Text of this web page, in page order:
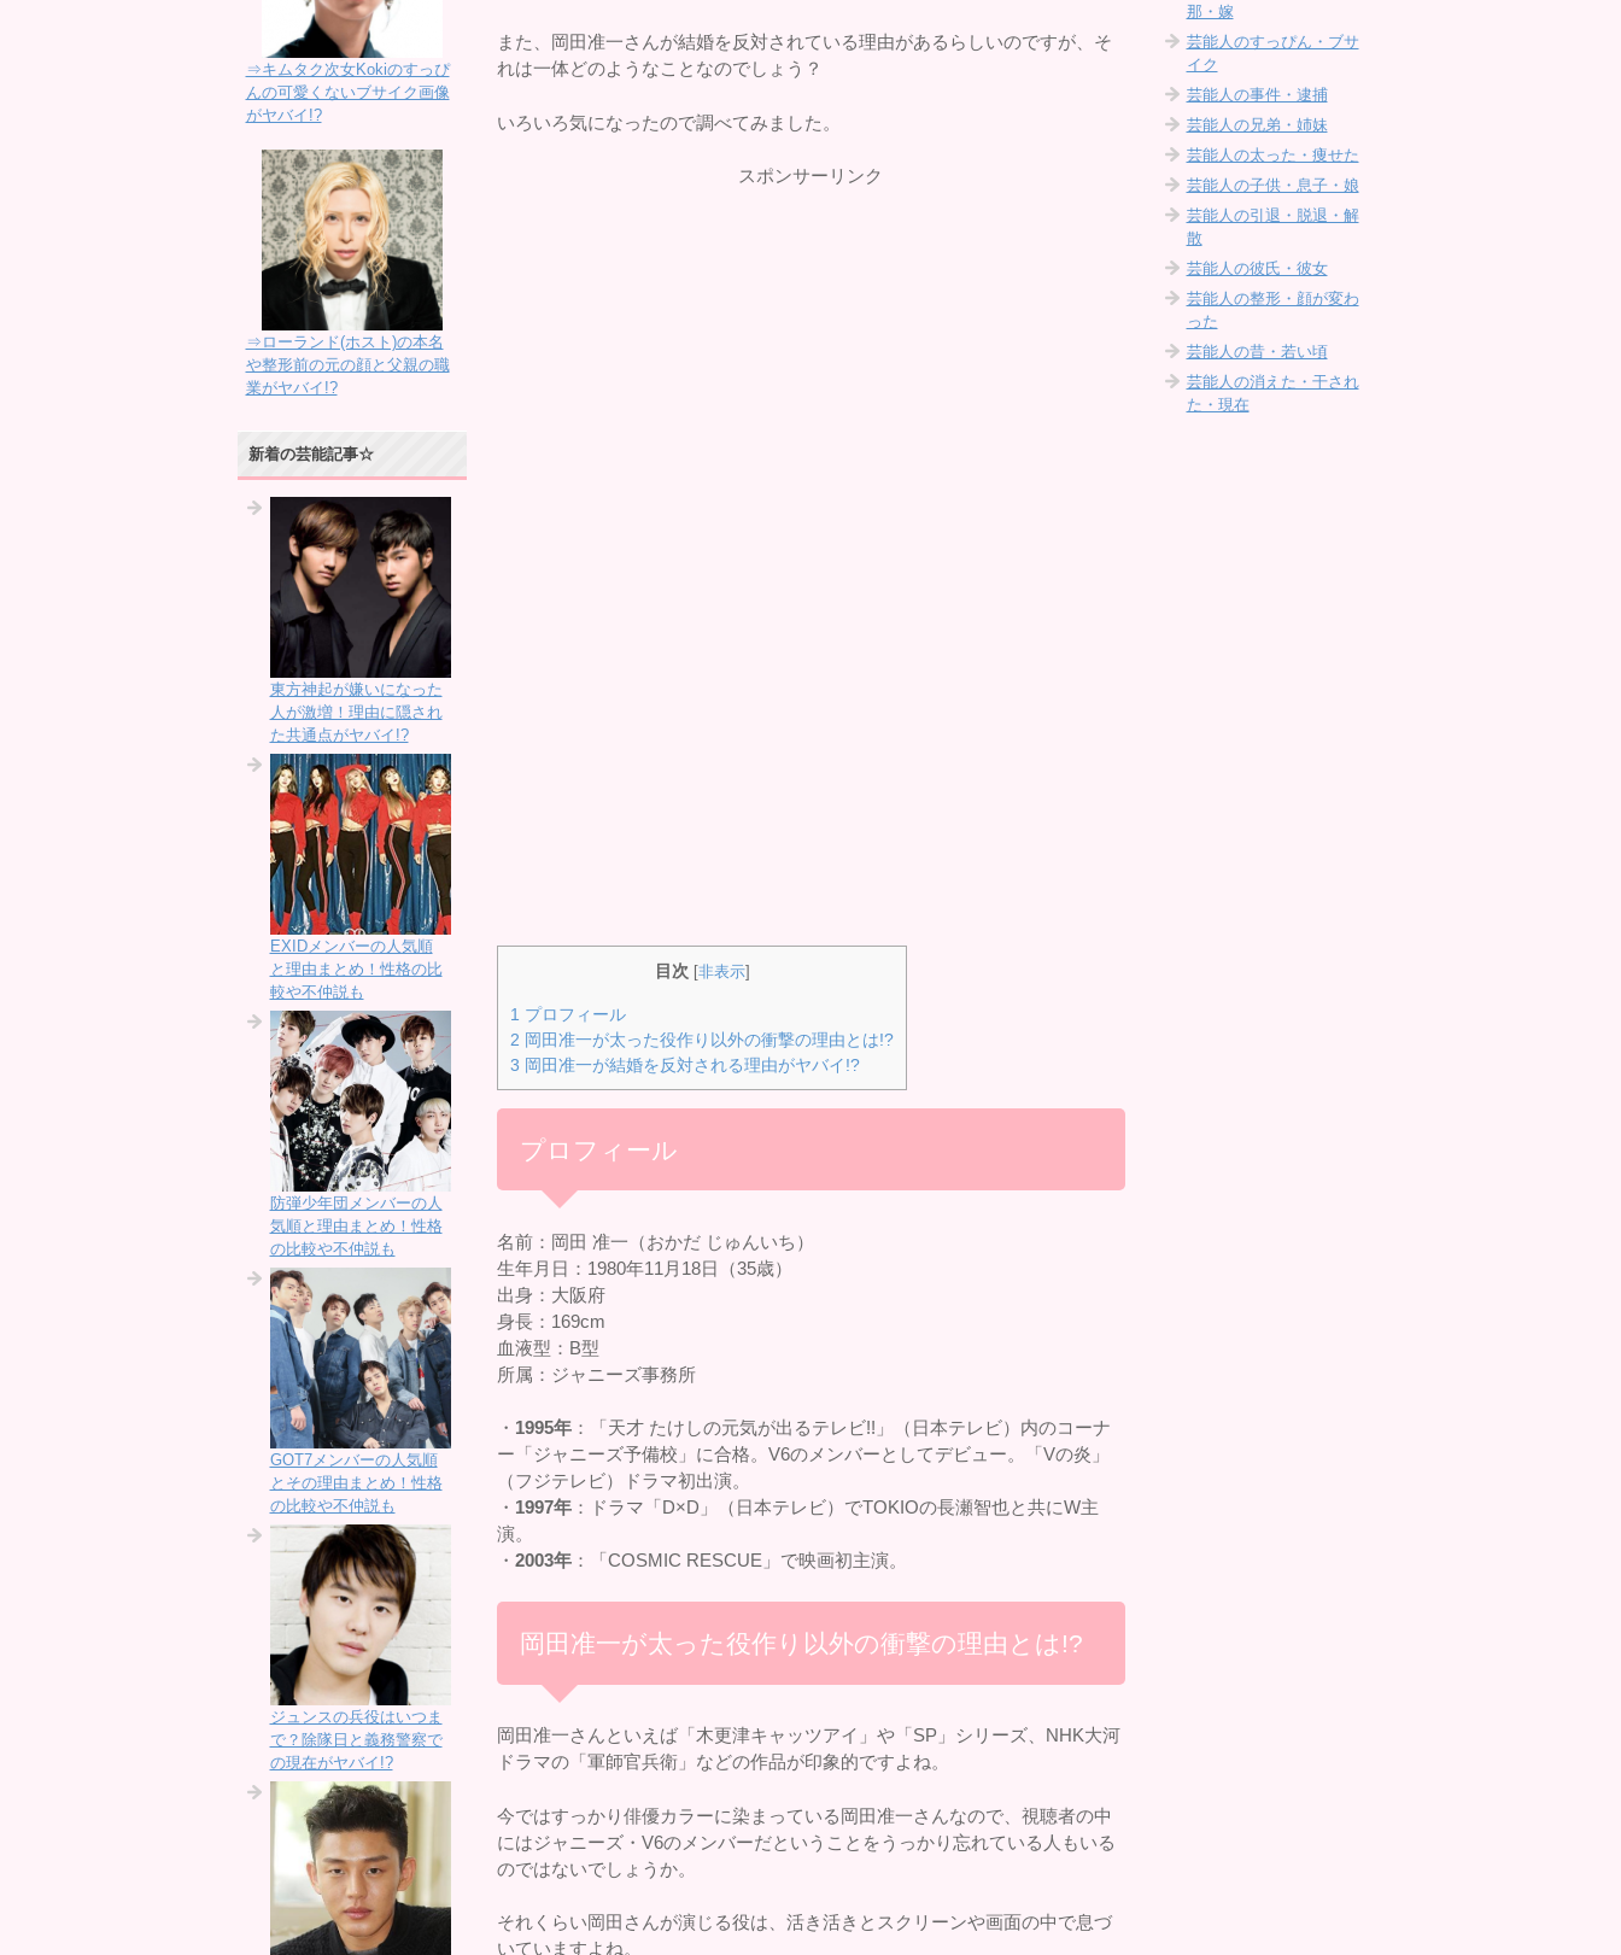
また、岡田准一さんが結婚を反対されている理由があるらしいのですが、そ
れは一体どのようなことなのでしょう？
いろいろ気になったので調べてみました。
スポンサーリンク
目次 [非表示]
1 プロフィール
2 岡田准一が太った役作り以外の衝撃の理由とは!?
3 岡田准一が結婚を反対される理由がヤバイ!?
プロフィール
名前：岡田 准一（おかだ じゅんいち）
生年月日：1980年11月18日（35歳）
出身：大阪府
身長：169cm
血液型：B型
所属：ジャニーズ事務所
・ 1995年 ：「天才 たけしの元気が出るテレビ!!」（日本テレビ）内のコーナ
ー「ジャニーズ予備校」に合格。V6のメンバーとしてデビュー。「Vの炎」
（フジテレビ）ドラマ初出演。
・ 1997年 ：ドラマ「D×D」（日本テレビ）でTOKIOの長瀬智也と共にW主
演。
・2003年 ：「COSMIC RESCUE」で映画初主演。
岡田准一が太った役作り以外の衝撃の理由とは!?
岡田准一さんといえば「木更津キャッツアイ」や「SP」シリーズ、NHK大河
ドラマの「軍師官兵衛」などの作品が印象的ですよね。
今ではすっかり俳優カラーに染まっている岡田准一さんなので、視聴者の中
にはジャニーズ・V6のメンバーだということをうっかり忘れている人もいる
のではないでしょうか。
それくらい岡田さんが演じる役は、活き活きとスクリーンや画面の中で息づ
いていますよね。
⇒キムタク次女Kokiのすっぴ
んの可愛くないブサイク画像
がヤバイ!?
⇒ローランド(ホスト)の本名
や整形前の元の顔と父親の職
業がヤバイ!?
新着の芸能記事☆
東方神起が嫌いになった
人が激増！理由に隠され
た共通点がヤバイ!?
EXIDメンバーの人気順
と理由まとめ！性格の比
較や不仲説も
防弾少年団メンバーの人
気順と理由まとめ！性格
の比較や不仲説も
GOT7メンバーの人気順
とその理由まとめ！性格
の比較や不仲説も
ジュンスの兵役はいつま
で？除隊日と義務警察で
の現在がヤバイ!?
那・嫁
芸能人のすっぴん・ブサ
イク
芸能人の事件・逮捕
芸能人の兄弟・姉妹
芸能人の太った・痩せた
芸能人の子供・息子・娘
芸能人の引退・脱退・解
散
芸能人の彼氏・彼女
芸能人の整形・顔が変わ
った
芸能人の昔・若い頃
芸能人の消えた・干され
た・現在